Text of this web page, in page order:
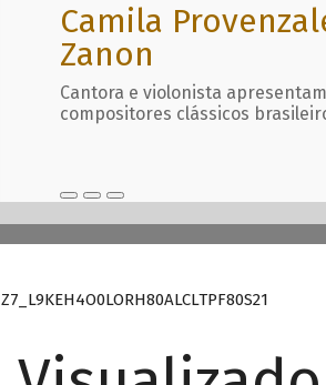
Camila
Zanon
Cantora e violonista
compositores clássicos
Z7_L9KEH4O0LORH80ALCLTPF80S21